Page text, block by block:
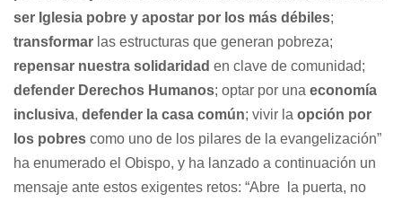
ser Iglesia pobre y apostar por los más débiles;
transformar las estructuras que generan pobreza;
repensar nuestra solidaridad en clave de comunidad;
defender Derechos Humanos; optar por una economía
inclusiva, defender la casa común; vivir la opción por
los pobres como uno de los pilares de la evangelización”
ha enumerado el Obispo, y ha lanzado a continuación un
mensaje ante estos exigentes retos: “Abre la puerta, no